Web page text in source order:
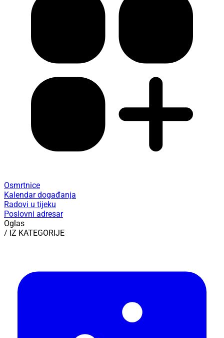
Osmrtnice
Kalendar događanja
Radovi u tijeku
Poslovni adresar
Oglas
/ IZ KATEGORIJE